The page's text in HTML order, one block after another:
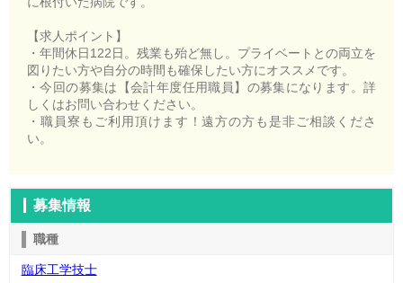
【求人ポイント】
・年間休日122日。残業も殆ど無し。プライベートとの両立を
図りたい方や自分の時間も確保したい方にオススメです。
・今回の募集は【会計年度任用職員】の募集になります。詳
しくはお問い合わせください。
・職員寮もご利用頂けます！遠方の方も是非ご相談くださ
い。
募集情報
職種
臨床工学技士